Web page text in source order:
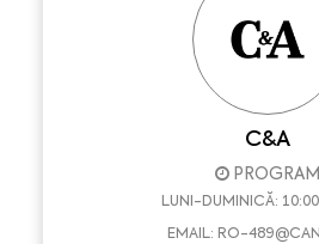
C&A
PROGRAM
LUNI-DUMINICĂ:
EMAIL: RO-